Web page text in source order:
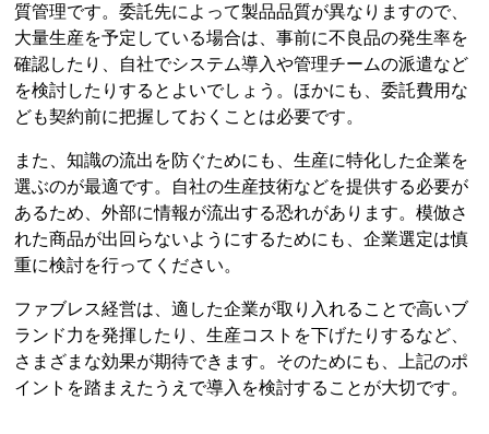
質管理です。委託先によって製品品質が異なりますので、
大量生産を予定している場合は、事前に不良品の発生率を
確認したり、自社でシステム導入や管理チームの派遣など
を検討したりするとよいでしょう。ほかにも、委託費用な
ども契約前に把握しておくことは必要です。
また、知識の流出を防ぐためにも、生産に特化した企業を
選ぶのが最適です。自社の生産技術などを提供する必要が
あるため、外部に情報が流出する恐れがあります。模倣さ
れた商品が出回らないようにするためにも、企業選定は慎
重に検討を行ってください。
ファブレス経営は、適した企業が取り入れることで高いブ
ランド力を発揮したり、生産コストを下げたりするなど、
さまざまな効果が期待できます。そのためにも、上記のポ
イントを踏まえたうえで導入を検討することが大切です。